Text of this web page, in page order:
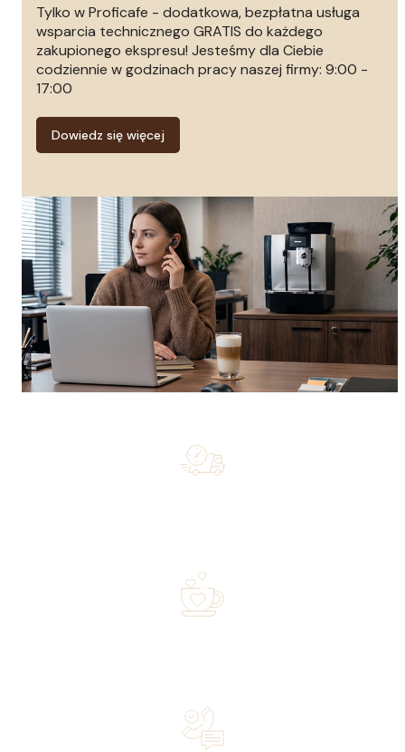
Tylko w Proficafe - dodatkowa, bezpłatna usługa
wsparcia technicznego GRATIS do każdego
zakupionego ekspresu! Jesteśmy dla Ciebie
codziennie w godzinach pracy naszej firmy: 9:00 -
17:00
Dowiedz się więcej